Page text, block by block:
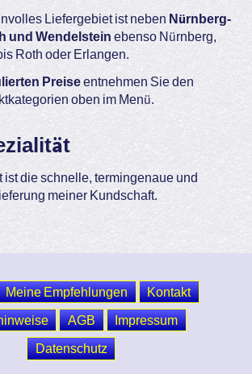
Liefergebiet ist neben Nürnberg-
und Wendelsteinebenso Nürnberg,
Roth oder Erlangen.
Preiseentnehmen Sie den
oben im Menü.
ist die schnelle, termingenaue und
meiner Kundschaft.
Meine Empfehlungen
Kontakt
AGB
Impressum
Datenschutz